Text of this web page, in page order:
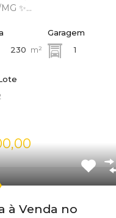
✨…
230 m²
Garagem
1
à Venda no